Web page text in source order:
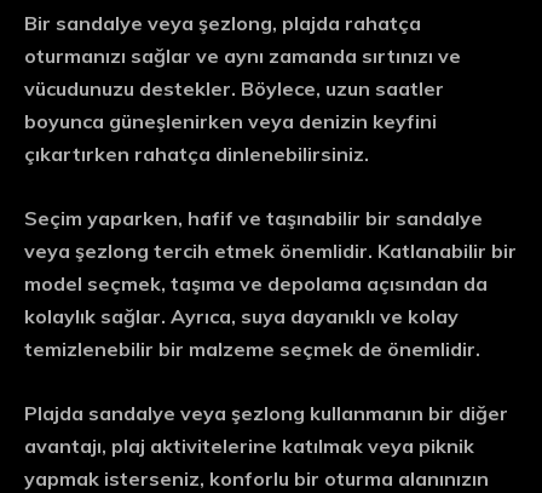
Bir sandalye veya şezlong, plajda rahatça
oturmanızı sağlar ve aynı zamanda sırtınızı ve
vücudunuzu destekler. Böylece, uzun saatler
boyunca güneşlenirken veya denizin keyfini
çıkartırken rahatça dinlenebilirsiniz.
Seçim yaparken, hafif ve taşınabilir bir sandalye
veya şezlong tercih etmek önemlidir. Katlanabilir bir
model seçmek, taşıma ve depolama açısından da
kolaylık sağlar. Ayrıca, suya dayanıklı ve kolay
temizlenebilir bir malzeme seçmek de önemlidir.
Plajda sandalye veya şezlong kullanmanın bir diğer
avantajı, plaj aktivitelerine katılmak veya piknik
yapmak isterseniz, konforlu bir oturma alanınızın